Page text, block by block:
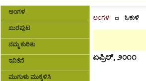
ಅಂಗಳ
ಖುರಪುಟ
ನಮ್ಮ ಕುರಿತು
ಇನಿತೆನೆ
ಮುಗುಳು ಮುಕ್ಕಳಿಸಿ
ಅಂಗಳ ಓಕುಳಿ
ಏಪ್ರಿಲ್, ೨೦೧೧